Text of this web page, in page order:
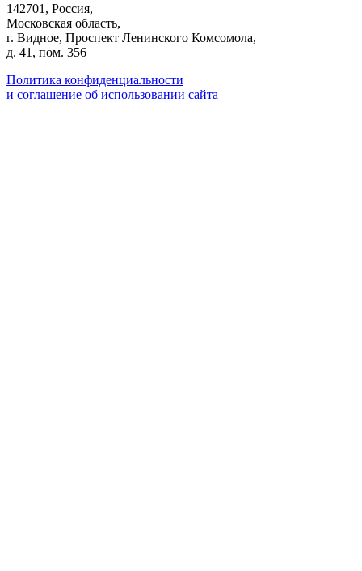
142701, Россия,
Московская область,
г. Видное, Проспект Ленинского Комсомола,
д. 41, пом. 356
Политика конфиденциальности
и соглашение об использовании сайта